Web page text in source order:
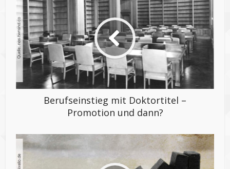
Berufseinstieg mit Doktortitel –
Promotion und dann?